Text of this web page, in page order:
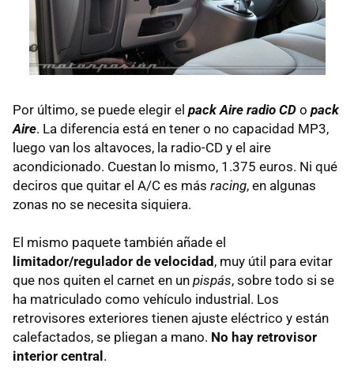
Por último, se puede elegir el pack Aire radio CD o pack
Aire. La diferencia está en tener o no capacidad MP3,
luego van los altavoces, la radio-CD y el aire
acondicionado. Cuestan lo mismo, 1.375 euros. Ni qué
deciros que quitar el A/C es más racing, en algunas
zonas no se necesita siquiera.
El mismo paquete también añade el
limitador/regulador de velocidad , muy útil para evitar
que nos quiten el carnet en un pispás, sobre todo si se
ha matriculado como vehículo industrial. Los
retrovisores exteriores tienen ajuste eléctrico y están
calefactados, se pliegan a mano. No hay retrovisor
interior central .